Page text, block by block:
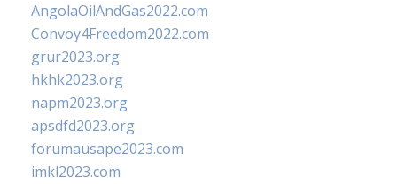
AngolaOilAndGas2022.com
Convoy4Freedom2022.com
grur2023.org
hkhk2023.org
napm2023.org
apsdfd2023.org
forumausape2023.com
imkl2023.com